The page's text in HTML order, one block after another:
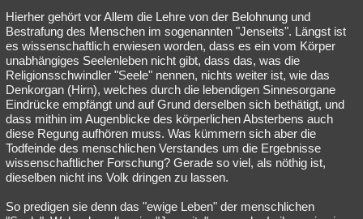
Hierher gehört vor Allem die Lehre von der Belohnung und
Bestrafung des Menschen im sogenannten "Jenseits". Längst ist
es wissenschaftlich erwiesen worden, dass es ein vom Körper
unabhängiges Seelenleben nicht gibt, dass das, was die
Religionsschwindler "Seele" nennen, nichts weiter ist, wie das
Denkorgan (Hirn), welches durch die lebendigen Sinnesorgane
Eindrücke empfängt und auf Grund derselben sich bethätigt, und
dass mithin im Augenblicke des körperlichen Absterbens auch
diese Regung aufhören muss. Was kümmern sich aber die
Todfeinde des menschlichen Verstandes um die Ergebnisse
wissenschaftlicher Forschung? Gerade so viel, als nöthig ist,
dieselben nicht ins Volk dringen zu lassen.
So predigen sie denn das "ewige Leben" der menschlichen